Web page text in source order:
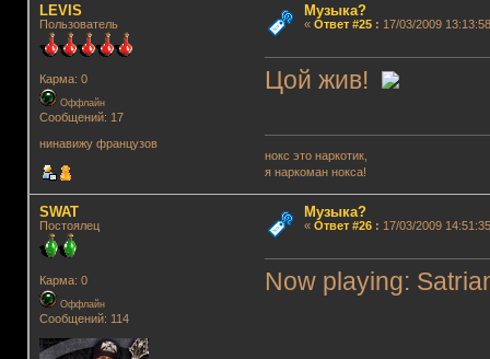
LEVIS
Пользователь
Карма: 0
Оффлайн
Сообщений: 17
нинавижу французов
Музыка?
« Ответ #25: 17/03/2009
Цой жив!
нокс это наркотик,
я наркоман нокса!
SWAT
Постоялец
Карма: 0
Оффлайн
Сообщений: 114
Музыка?
« Ответ #26: 17/03/2009
Now playing: